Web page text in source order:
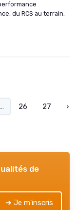
du RCS au terrain.
... 26 27 ›
de
➔ Je m'inscris